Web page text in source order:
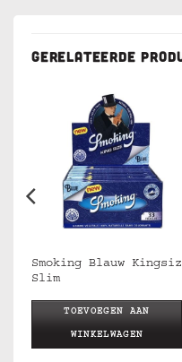
GERELATEERDE
Smoking Blauw
Slim
TOEVOEGEN AAN
WINKELWAGEN